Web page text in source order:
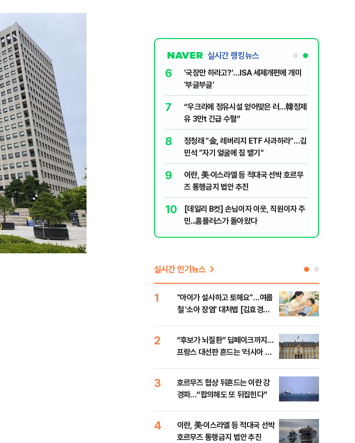
실시간 랭킹뉴스
1
[속보] '길이 1.5m' 안동 물놀이장서 구렁
이 출몰…한때 시민 대피 소동
2
"편해서 매일 신었는데"...전문가가 경고한
'크록스'의 숨은 위험
3
송영길·김민석, '조희대 탄핵' 외치자…與
법사위원들 "즉시 대법관 제청하라"
4
박지원이 본 호남 당심…"李대통령과 1년
함께한 김민석에 갈 것"
5
SK하이닉스, 주당 375원 분기배당…추
가 주주환원책 3분기 발표
6
'국장만 하라고?'…ISA 세제개편에 개미
'부글부글'
7
“우크라에 정유시설 얻어맞은 러…韓정제
유 3만t 긴급 수혈”
8
정청래 "金, 레버리지 ETF 사과하라"…김
민석 "자기 얼굴에 침 뱉기"
9
이란, 美·이스라엘 등 적대국 선박 호르무
즈 통행금지 법안 추진
10
[데일리 B컷] 손님이자 이웃, 직원이자 주
민...홈플러스가 돌아왔다
실시간 인기뉴스
1
"아이가 설사하고 토해요"…여름
철 '소아 장염' 대처법 [김효경의
2
“후보가 뇌질환” 딥페이크까지…
프랑스 대선판 흔드는 ‘러시아 검
3
호르무즈 협상 뒤흔드는 이란 강
경파…“합의해도 또 뒤집힌다”
4
이란, 美·이스라엘 등 적대국 선박
호르무즈 통행금지 법안 추진